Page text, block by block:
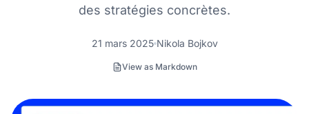
des stratégies concrètes.
21 mars 2025 Nikola Bojkov
View as Markdown